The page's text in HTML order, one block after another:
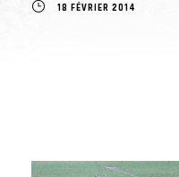
18 FÉVRIER 2014